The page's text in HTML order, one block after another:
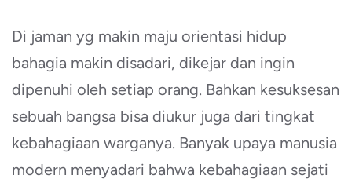
Di jaman yg makin maju orientasi hidup
bahagia makin disadari, dikejar dan ingin
dipenuhi oleh setiap orang. Bahkan kesuksesan
sebuah bangsa bisa diukur juga dari tingkat
kebahagiaan warganya. Banyak upaya manusia
modern menyadari bahwa kebahagiaan sejati